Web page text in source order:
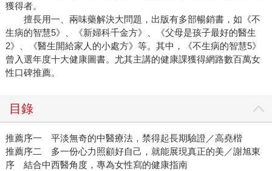
獲得者。
擅長用一、兩味藥解決大問題，出版有多部暢銷書，如《不
生病的智慧5》、《新婦科千金方》、《父母是孩子最好的醫生
2》、《醫生開給家人的小處方》等。其中，《不生病的智慧5》
曾入選年度十大健康圖書。尤其主講的健康課獲得網路數百萬女
性口碑推薦。
目錄
推薦序一 平淡無奇的中醫療法，禁得起長期驗證／高堯楷
推薦序二 多一份心力照顧好自己，就能展現真正的美／謝旭東
序 結合中西醫角度，專為女性寫的健康指南